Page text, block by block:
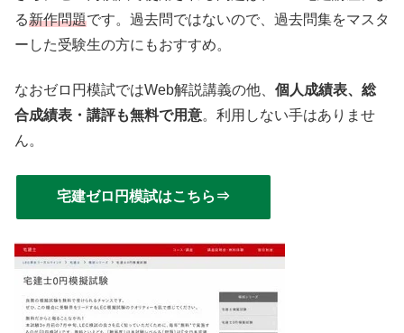
る新作問題です。過去問ではないので、過去問集をマスタ
ーした受験生の方にもおすすめ。
なおゼロ円模試ではWeb解説講義の他、 個人成績表、総
合成績表・講評も無料で用意。利用しない手はありませ
ん。
宅建ゼロ円模試はこちら⇒